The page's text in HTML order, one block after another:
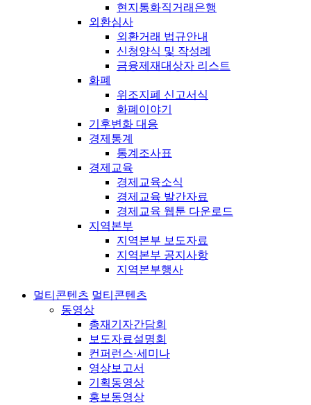
현지통화직거래은행
외환심사
외환거래 법규안내
신청양식 및 작성례
금융제재대상자 리스트
화폐
위조지폐 신고서식
화폐이야기
기후변화 대응
경제통계
통계조사표
경제교육
경제교육소식
경제교육 발간자료
경제교육 웹툰 다운로드
지역본부
지역본부 보도자료
지역본부 공지사항
지역본부행사
멀티콘텐츠 멀티콘텐츠
동영상
총재기자간담회
보도자료설명회
컨퍼런스·세미나
영상보고서
기획동영상
홍보동영상